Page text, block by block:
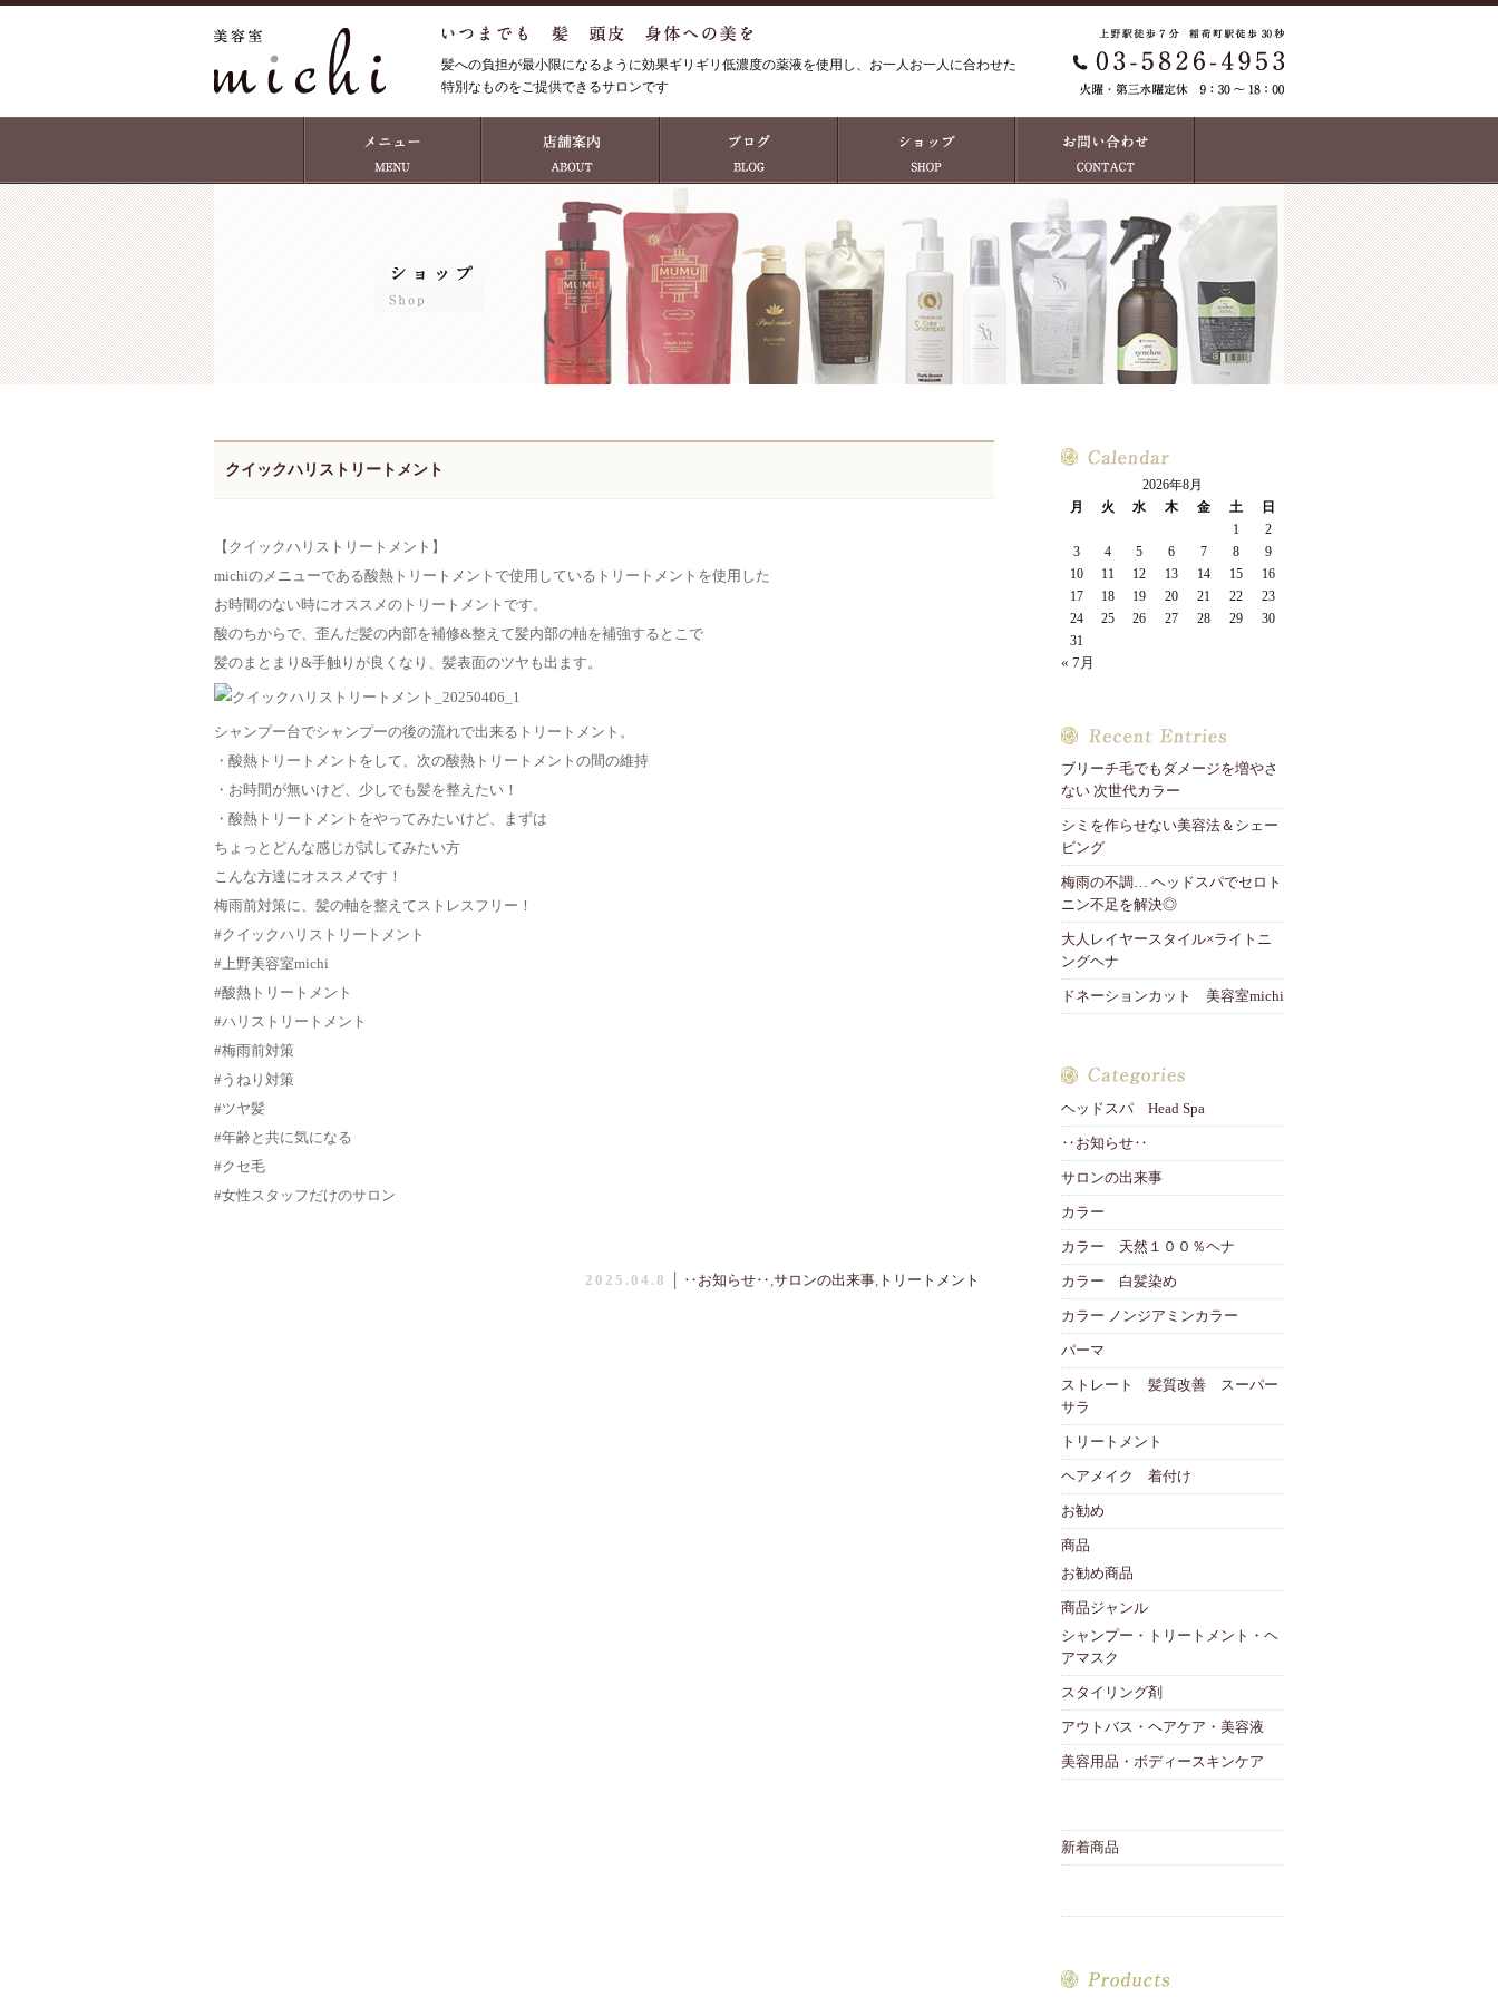
髪への負担が最小限になるように効果ギリギリ低濃度の薬液を使用し、お一人お一人に合わせた
特別なものをご提供できるサロンです
クイックハリストリートメント
【クイックハリストリートメント】
michiのメニューである酸熱トリートメントで使用しているトリートメントを使用した
お時間のない時にオススメのトリートメントです。
酸のちからで、歪んだ髪の内部を補修&整えて髪内部の軸を補強するとこで
髪のまとまり&手触りが良くなり、髪表面のツヤも出ます。
シャンプー台でシャンプーの後の流れで出来るトリートメント。
・酸熱トリートメントをして、次の酸熱トリートメントの間の維持
・お時間が無いけど、少しでも髪を整えたい！
・酸熱トリートメントをやってみたいけど、まずは
ちょっとどんな感じが試してみたい方
こんな方達にオススメです！
梅雨前対策に、髪の軸を整えてストレスフリー！
#クイックハリストリートメント
#上野美容室michi
#酸熱トリートメント
#ハリストリートメント
#梅雨前対策
#うねり対策
#ツヤ髪
#年齢と共に気になる
#クセ毛
#女性スタッフだけのサロン
2025.04.8 ‥お知らせ‥ ,サロンの出来事, トリートメント
2026年8月
月
火 水 木 金 土
日
1
2
3
4 5 6 7 8
9
10
11 12 13 14 15
16
17
18 19 20 21 22
23
24
25 26 27 28 29
30
31
« 7月
ブリーチ毛でもダメージを増やさ
ない 次世代カラー
シミを作らせない美容法＆シェー
ビング
梅雨の不調… ヘッドスパでセロト
ニン不足を解決◎
大人レイヤースタイル×ライトニ
ングヘナ
ドネーションカット 美容室michi
ヘッドスパ Head Spa
‥お知らせ‥
サロンの出来事
カラー
カラー 天然１００％ヘナ
カラー 白髪染め
カラー ノンジアミンカラー
パーマ
ストレート 髪質改善 スーパー
サラ
トリートメント
ヘアメイク 着付け
お勧め
商品
お勧め商品
商品ジャンル
シャンプー・トリートメント・ヘ
アマスク
スタイリング剤
アウトバス・ヘアケア・美容液
美容用品・ボディースキンケア
新着商品